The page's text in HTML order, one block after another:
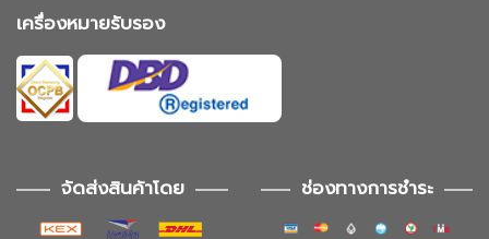
เครื่องหมายรับรอง
จัดส่งสินค้าโดย ช่องทางการชำระ